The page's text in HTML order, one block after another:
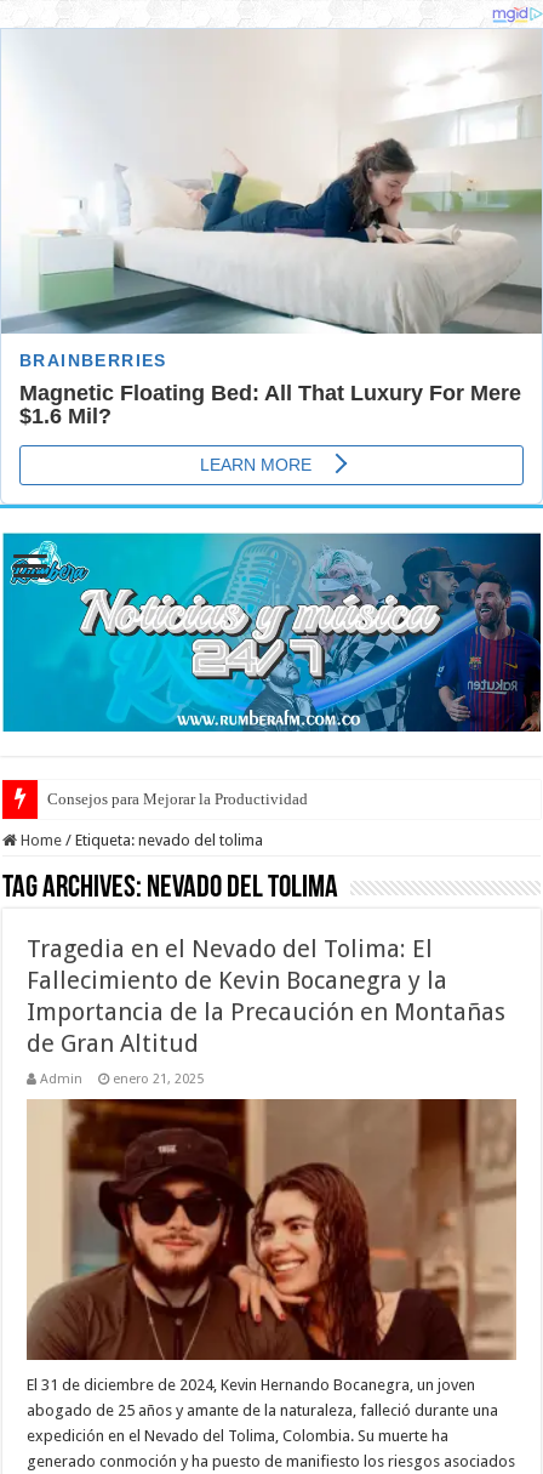
Consejos para Mejorar la Productividad
Home / Etiqueta:nevado del tolima
Tag Archives: nevado del tolima
Tragedia en el Nevado del Tolima: El
Fallecimiento de Kevin Bocanegra y la
Importancia de la Precaución en Montañas
de Gran Altitud
Admin enero 21, 2025
El 31 de diciembre de 2024, Kevin Hernando Bocanegra, un joven
abogado de 25 años y amante de la naturaleza, falleció durante una
expedición en el Nevado del Tolima, Colombia. Su muerte ha
generado conmoción y ha puesto de manifiesto los riesgos asociados